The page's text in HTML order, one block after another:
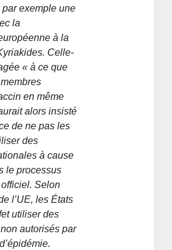
par exemple une
la
à la
Celle-
« à ce que
en même
alors insisté
de ne pas les
des
à cause
le processus
officiel. Selon
l’UE, les États
utiliser des
autorisés par